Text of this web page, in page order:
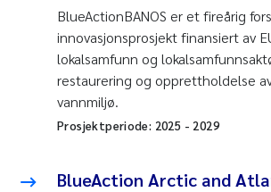
BlueActionBANOS er et fireårig
innovasjonsprosjekt finansiert av
lokalsamfunn og
restaurering og opprettholdelse
vannmiljø.
Prosjektperiode: 2025 - 2029
BlueAction Arctic and